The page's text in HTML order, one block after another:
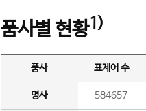
품사별 현황1)
품사 표제어 수
명사 584657